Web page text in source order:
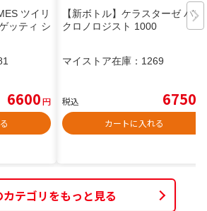
ツイリ
ッティ シ
6600円
【新ボトル】ケラスターゼ バン
クロノロジスト 1000
マイストア在庫： 1269
税込 6750
カートに入れる
カテゴリをもっと見る